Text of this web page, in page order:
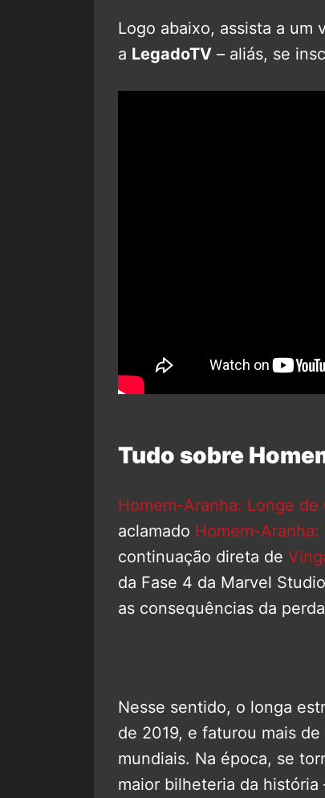
Logo abaixo, assista a um
a LegadoTV – aliás, se
Tudo sobre
Homem-Aranha: Longe de
aclamado Homem-Aranha:
continuação direta de
da Fase 4 da Marvel
as consequências da
Nesse sentido, o longa
de 2019, e faturou mais
mundiais. Na época, se
maior bilheteria da